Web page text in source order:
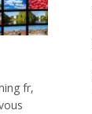
fr,